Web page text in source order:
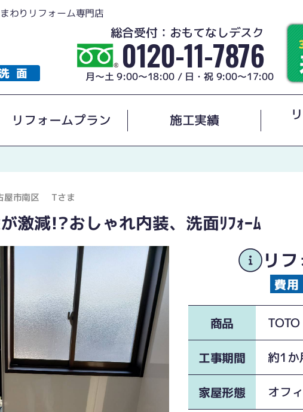
わりリフォーム専門店
総合受付：おもてなしデスク
0120-11-7876
月～土 9:00～18:00 / 日・祝 9:00～17:00
リフォームプラン 施工実績
屋市南区 Tさま
激減!?おしゃれ内装、洗面ﾘﾌｫｰﾑ
リ
商品
工事期間 約1か
家屋形態 オフ